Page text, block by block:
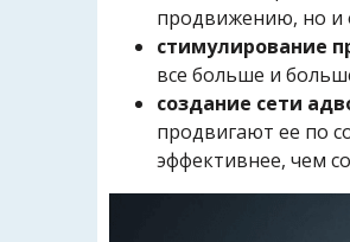
продвижению, но и
стимулирование
все больше и
создание сети
продвигают ее по
эффективнее, чем